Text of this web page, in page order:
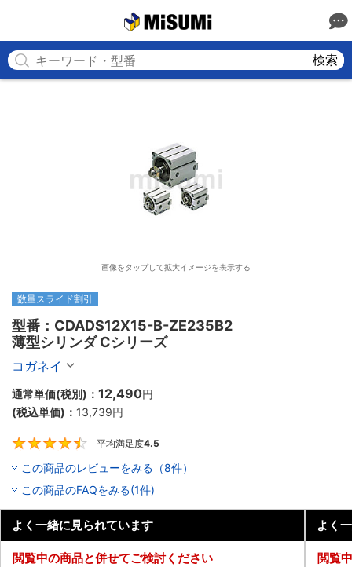
検索
画像をタップして拡大イメージを表示する
数量スライド割引
型番：CDADS12X15-B-ZE235B2
薄型シリンダ Cシリーズ
コガネイ
通常単価(税別)： 12,490円
(税込単価)： 13,739円
平均満足度4.5
この商品のレビューをみる（8件）
この商品のFAQをみる(1件)
よく一緒に見られています
閲覧中の商品と併せてご検討ください
よく
閲覧